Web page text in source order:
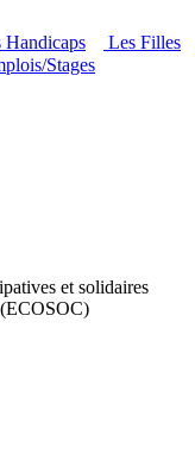
Handicaps
Les Filles
Stages
et solidaires